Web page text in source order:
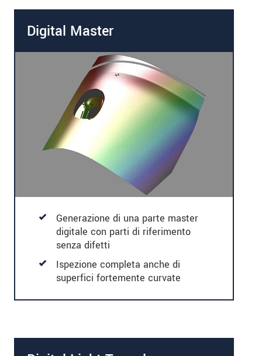
Digital Master
Generazione di una parte master
digitale con parti di riferimento
senza difetti
Ispezione completa anche di
superfici fortemente curvate